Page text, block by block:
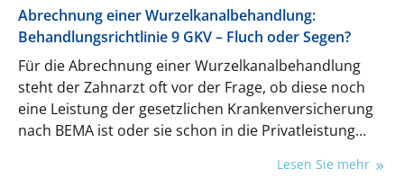
Abrechnung einer Wurzelkanalbehandlung:
Behandlungsrichtlinie 9 GKV – Fluch oder Segen?
Für die Abrechnung einer Wurzelkanalbehandlung
steht der Zahnarzt oft vor der Frage, ob diese noch
eine Leistung der gesetzlichen Krankenversicherung
nach BEMA ist oder sie schon in die Privatleistung
Lesen Sie mehr